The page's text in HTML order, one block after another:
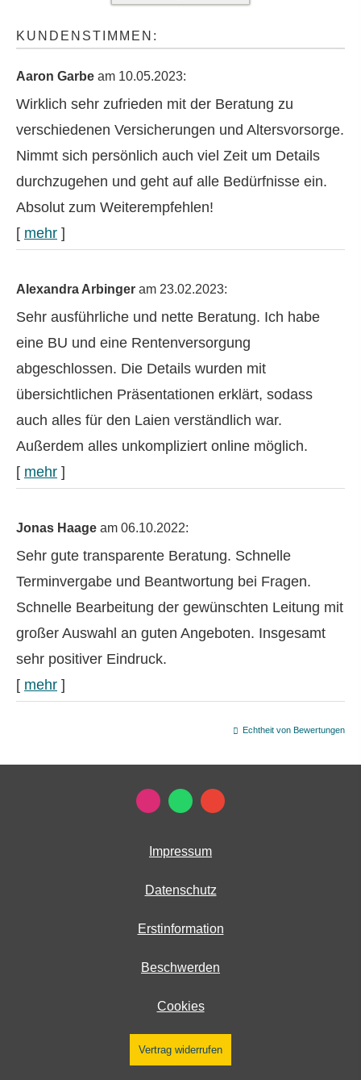
KUNDENSTIMMEN:
Aaron Garbe am 10.05.2023:
Wirklich sehr zufrieden mit der Beratung zu
verschiedenen Versicherungen und Alters­vorsorge.
Nimmt sich persönlich auch viel Zeit um Details
durchzugehen und geht auf alle Bedürfnisse ein.
Absolut zum Weiterempfehlen!
[ mehr ]
Alexandra Arbinger am 23.02.2023:
Sehr ausführliche und nette Beratung. Ich habe
eine BU und eine Rentenversorgung
abgeschlossen. Die Details wurden mit
übersichtlichen Präsentationen erklärt, sodass
auch alles für den Laien verständlich war.
Außerdem alles unkompliziert online möglich.
[ mehr ]
Jonas Haage am 06.10.2022:
Sehr gute transparente Beratung. Schnelle
Terminvergabe und Beantwortung bei Fragen.
Schnelle Bearbeitung der gewünschten Leitung mit
großer Auswahl an guten Angeboten. Insgesamt
sehr positiver Eindruck.
[ mehr ]
Echtheit von Bewertungen
Impressum
Datenschutz
Erstinformation
Beschwerden
Cookies
Vertrag widerrufen